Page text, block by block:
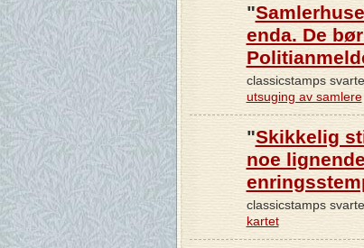
"
enda. De
classicstamps
utsuging av samlere
"Skikkelig
noe
classicstamps
kartet